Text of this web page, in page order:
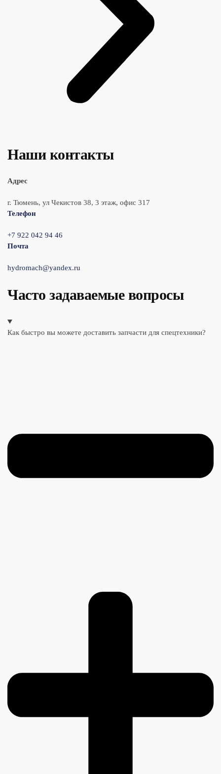
Наши контакты
Адрес
г. Тюмень, ул Чекистов 38, 3 этаж, офис 317
Телефон
+7 922 042 94 46
Почта
hydromach@yandex.ru
Часто задаваемые вопросы
Как быстро вы можете доставить запчасти для спецтехники?